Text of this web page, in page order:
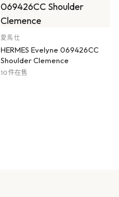
愛馬仕
HERMES Evelyne 069426CC
Shoulder Clemence
10 件在售